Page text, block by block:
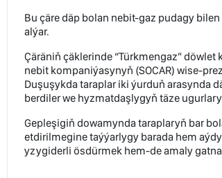
Bu çäre däp bolan nebit-gaz pudagy
alýar.
Çäräniň çäklerinde “Türkmengaz”
nebit kompaniýasynyň (SOCAR) wise-
Duşuşykda taraplar iki ýurduň arasynda
berdiler we hyzmatdaşlygyň täze
Gepleşigiň dowamynda taraplaryň bar
etdirilmegine taýýarlygy barada hem
yzygiderli ösdürmek hem-de amaly